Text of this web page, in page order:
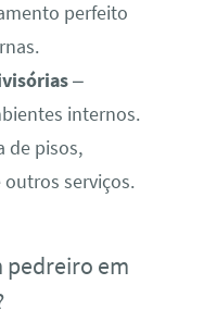
perfeito
–
internos.
de pisos,
serviços.
pedreiro em